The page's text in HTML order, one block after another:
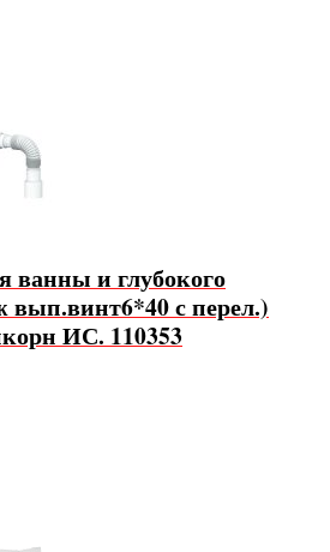
ванны и глубокого
вып.винт6*40 с перел.)
ИС. 110353